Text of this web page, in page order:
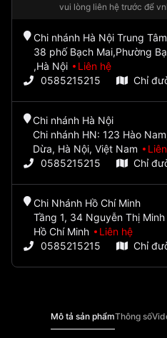
vui lòng liên hệ trước để
Chi nhánh Hà Nội Trung
38 phố Bạch Mai,Phường
,Hà Nội
Liên hệ
0585215215
Chỉ
Chi nhánh Hà Nội
Chi nhánh HN: 123 Hào
Dừa, Hà Nội, Việt Nam
0585215215
Chỉ
Chi Nhánh Hồ Chí Minh
Tầng 1, 34 Nguyễn Thị
Hồ Chí Minh
Liên hệ
0585215215
Chỉ
Mô tả sản phẩmThông số